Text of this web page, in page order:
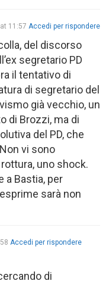
11:57 Accedi per rispondere
del discorso
segretario PD
il tentativo di
di segretario del
già vecchio, un
di Brozzi, ma di
del PD, che
vi sono
uno shock.
a Bastia, per
sarà non
Accedi per rispondere
di